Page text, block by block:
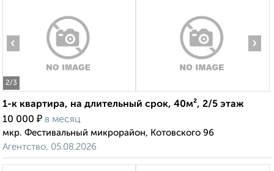
2/3
‹ ›
1-к квартира, на длительный срок, 40м², 2/5 этаж
10 000 ₽ в месяц
мкр. Фестивальный микрорайон, Котовского 96
Агентство, 05.08.2026